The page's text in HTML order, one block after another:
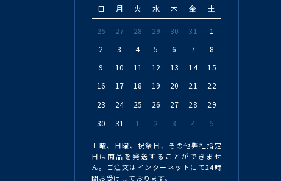
日 月 火 水 木 金 土
26 27 28 29 30 31
1
2
3 4 5 6 7
8
9
10 11 12 13 14
15
16
17 18 19 20 21
22
23
24 25 26 27 28
29
30
31 1 2 3 4 5
土曜、日曜、祝祭日、その他弊社指定
日は商品を発送することができませ
ん。ご注文はインターネットにて24時
間お受けしております。